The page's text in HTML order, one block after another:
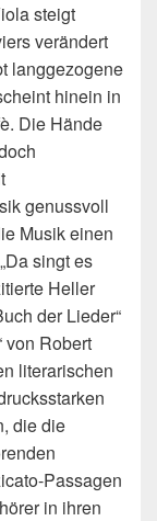
steigt
verändert
langgezogene
hinein in
Die Hände
genussvoll
Musik einen
singt es
Heller
der Lieder“
von Robert
literarischen
die die
Passagen
in ihren